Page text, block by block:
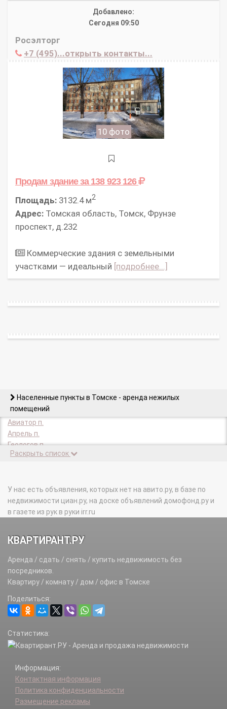
Добавлено:
Сегодня 09:50
Росэлторг
+7 (495)...открыть контакты...
10 фото
Продам зданиеза 138 923 126
Площадь: 3132.4 м2
Адрес: Томская область, Томск, Фрунзе
проспект, д.232
Коммерческие здания с земельными
участками — идеальный [подробнее...]
Населенные пункты в Томске - аренда нежилых
помещений
Авиатор п.
Апрель п.
Геологов п.
Гидрогеологическая Партия п.
Заречный п.
Заречный 2-й п.
Каменка мкр.
Киргизка д.
Кирзавод-3 п.
Копылово ж/д_ст.
Крольчатник п.
Кузовлево п.
Лоскутово д.
Наука мкр.
Нефтяной п.
Ново-Карьерный п.
Потаповы Лужки п.
Предтеченск п.
Просторный п.
Радиоцентр п.
Раскрыть список
У нас есть объявления, которых нет на авито.ру, в базе по
недвижимости циан.ру, на доске объявлений домофонд.ру и
в газете из рук в руки irr.ru
КВАРТИРАНТ.РУ
Аренда / сдать / снять / купить недвижимость без
посредников.
Квартиру / комнату / дом / офис в Томске
Поделиться:
Статистика:
Информация:
Контактная информация
Политика конфиденциальности
Размещение рекламы